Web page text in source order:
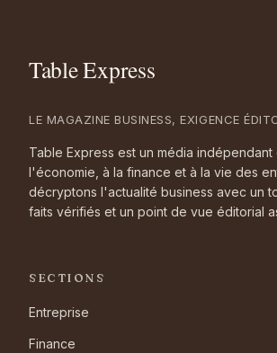
LE MAGAZINE BUSINESS, EXIGENCE
Table Express est un média indépendant
l'économie, à la finance et à la vie des
décryptons l'actualité business avec un
faits vérifiés et un point de vue éditorial
SECTIONS
Entreprise
Finance